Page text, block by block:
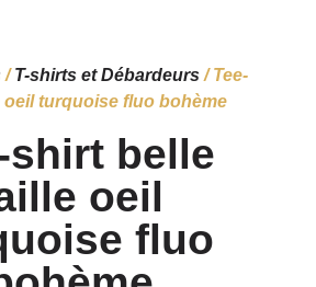
/T-shirts et Débardeurs/ Tee-
turquoise fluo bohème
shirt belle
oeil
fluo